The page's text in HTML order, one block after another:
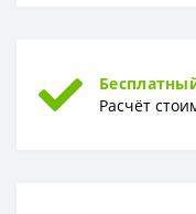
Расчёт